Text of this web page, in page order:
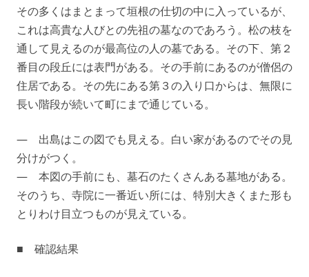
その多くはまとまって垣根の仕切の中に入っているが、
これは高貴な人びとの先祖の墓なのであろう。松の枝を
通して見えるのが最高位の人の墓である。その下、第２
番目の段丘には表門がある。その手前にあるのが僧侶の
住居である。その先にある第３の入り口からは、無限に
長い階段が続いて町にまで通じている。
— 出島はこの図でも見える。白い家があるのでその見
分けがつく。
— 本図の手前にも、墓石のたくさんある墓地がある。
そのうち、寺院に一番近い所には、特別大きくまた形も
とりわけ目立つものが見えている。
■ 確認結果